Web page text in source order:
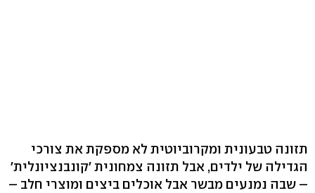
תזונה טבעונית ומקרוביוטית לא מספקת את צורכי
הגדילה של ילדים, אבל תזונה צמחונית 'קונבנציונלית'
– שבה נמנעים מבשר אבל אוכלים ביצים ומוצרי חלב –